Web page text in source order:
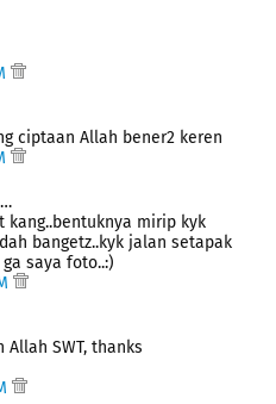
ciptaan Allah bener2 keren
kang..bentuknya mirip kyk
bangetz..kyk jalan setapak
saya foto..:)
SWT, thanks